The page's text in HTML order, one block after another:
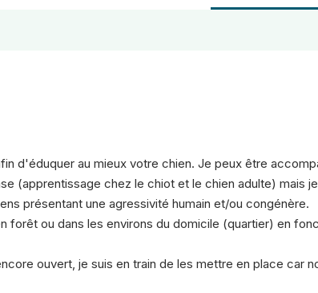
d'éduquer au mieux votre chien. Je peux être
(apprentissage chez le chiot et le chien adulte) mais
présentant une agressivité humain et/ou congénère.
forêt ou dans les environs du domicile (quartier) en
ouvert, je suis en train de les mettre en place car